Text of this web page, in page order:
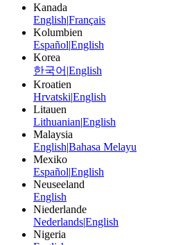
Kanada
English|Français
Kolumbien
Español|English
Korea
한국어 |English
Kroatien
Hrvatski|English
Litauen
Lithuanian|English
Malaysia
English|Bahasa Melayu
Mexiko
Español|English
Neuseeland
English
Niederlande
Nederlands|English
Nigeria